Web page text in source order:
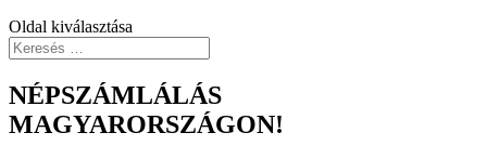
Oldal kiválasztása
NÉPSZÁMLÁLÁS
MAGYARORSZÁGON!